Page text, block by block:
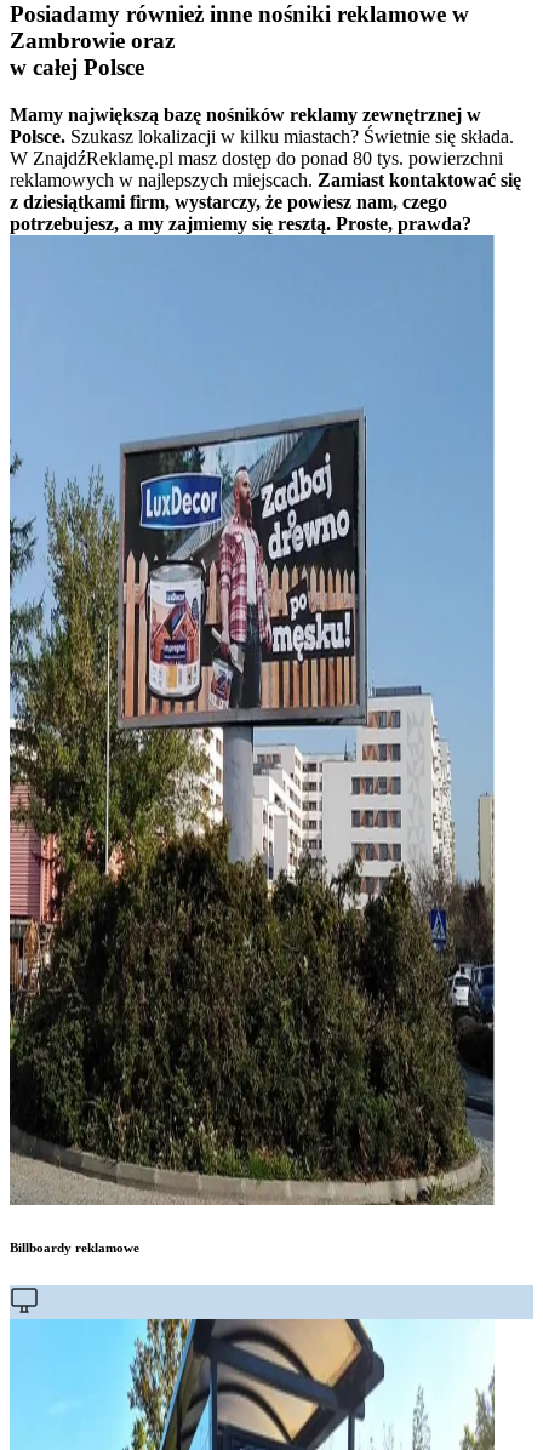
Posiadamy również inne nośniki reklamowe w
Zambrowie oraz
w całej Polsce
Mamy największą bazę nośników reklamy zewnętrznej w
Polsce. Szukasz lokalizacji w kilku miastach? Świetnie się składa.
W ZnajdźReklamę.pl masz dostęp do ponad 80 tys. powierzchni
reklamowych w najlepszych miejscach. Zamiast kontaktować się
z dziesiątkami firm, wystarczy, że powiesz nam, czego
potrzebujesz, a my zajmiemy się resztą. Proste, prawda?
Billboardy reklamowe